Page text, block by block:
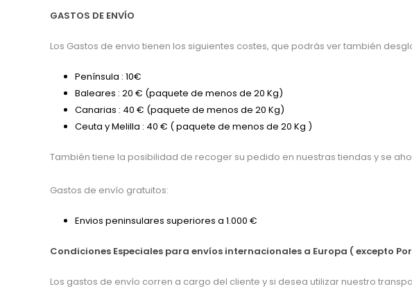
GASTOS DE ENVÍO
Los Gastos de envio tienen los siguientes costes, que podrás ver también
Península : 10€
Baleares : 20 € (paquete de menos de 20 Kg)
Canarias : 40 € (paquete de menos de 20 Kg)
Ceuta y Melilla : 40 € ( paquete de menos de 20 Kg )
También tiene la posibilidad de recoger su pedido en nuestras tiendas y se
Gastos de envío gratuitos:
Envios peninsulares superiores a 1.000 €
Condiciones Especiales para envíos internacionales a Europa ( excepto
Los gastos de envío corren a cargo del cliente y si desea utilizar nuestro